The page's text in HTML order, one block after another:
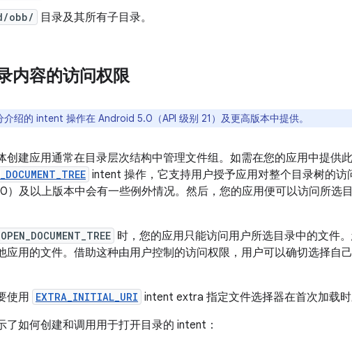
obb/ 目录及其所有子目录。
内容的访问权限
介绍的 intent 操作在 Android 5.0（API 级别 21）及更高版本中提供。
创建应用通常在目录层次结构中管理文件组。如需在您的应用中提供
intent 操作，它支持用户授予应用对整个目录树的访
）及以上版本中会有一些例外情况。然后，您的应用便可以访问所选
时，您的应用只能访问用户所选目录中的文件
应用的文件。借助这种由用户控制的访问权限，用户可以确切选择自
使用 EXTRA_INITIAL_URI intent extra 指定文件选择器在首次加载时
了如何创建和调用用于打开目录的 intent：